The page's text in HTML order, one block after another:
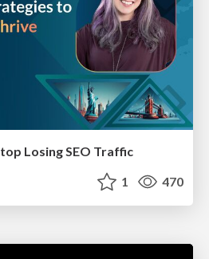
Losing SEO Traffic
1 470